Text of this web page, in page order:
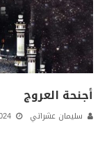
أجنحة العروج
سليمان عشراتي